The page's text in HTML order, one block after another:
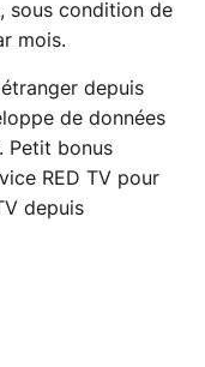
sous condition de
mois.
depuis
de données
Petit bonus
RED TV pour
depuis